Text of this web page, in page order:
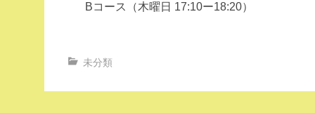
Bコース（木曜日 17:10ー18:20）
未分類